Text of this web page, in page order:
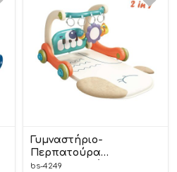
Γυμναστήριο-
Περπατούρα
Δραστηριοτήτων Piano
bs-4249